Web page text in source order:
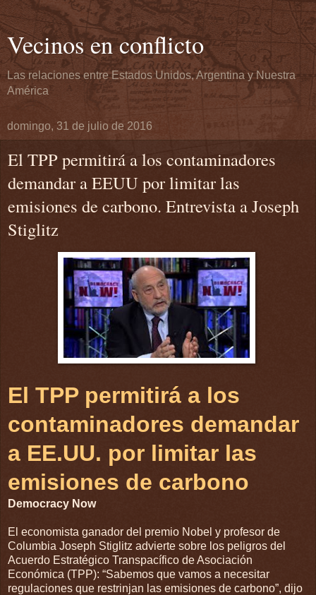
Vecinos en conflicto
Las relaciones entre Estados Unidos, Argentina y Nuestra
América
domingo, 31 de julio de 2016
El TPP permitirá a los contaminadores
demandar a EEUU por limitar las
emisiones de carbono. Entrevista a Joseph
Stiglitz
El TPP permitirá a los
contaminadores demandar
a EE.UU. por limitar las
emisiones de carbono
Democracy Now
El economista ganador del premio Nobel y profesor de
Columbia Joseph Stiglitz advierte sobre los peligros del
Acuerdo Estratégico Transpacífico de Asociación
Económica (TPP): “Sabemos que vamos a necesitar
regulaciones que restrinjan las emisiones de carbono”, dijo